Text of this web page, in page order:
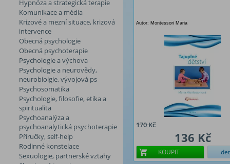
Hypnóza a strategická terapie
Komunikace a média
Krizové a mezní situace, krizová
intervence
Obecná psychologie
Obecná psychoterapie
Psychologie a výchova
Psychologie a neurovědy,
neurobiolgie, vývojová ps
Psychosomatika
Psychologie, filosofie, etika a
spiritualita
Psychoanalýza a
psychoanalytická psychoterapie
Příručky, self-help
Rodinné konstelace
Sexuologie, partnerské vztahy
Autor: Montessori Maria
170 Kč
136 Kč
KOUPIT